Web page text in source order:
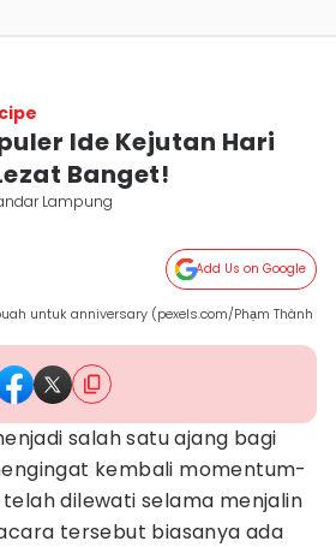
Ide Kejutan Hari
Banget!
Lampung
Add Us on Google
untuk anniversary (pexels.com/Phạm Thành
salah satu ajang bagi
kembali momentum-
dilewati selama menjalin
tersebut biasanya ada